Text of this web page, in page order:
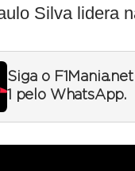
Silva lidera
Siga o
1 pelo WhatsApp.